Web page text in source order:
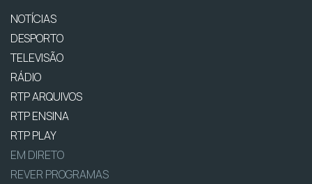
NOTÍCIAS
DESPORTO
TELEVISÃO
RÁDIO
RTP ARQUIVOS
RTP ENSINA
RTP PLAY
EM DIRETO
REVER PROGRAMAS